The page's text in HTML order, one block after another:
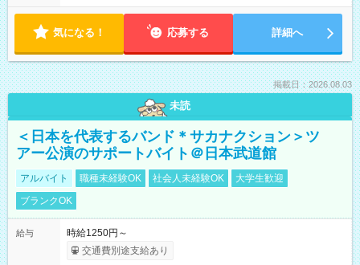
気になる！ 応募する 詳細へ
掲載日：2026.08.03
未読
＜日本を代表するバンド＊サカナクション＞ツ
アー公演のサポートバイト＠日本武道館
アルバイト 職種未経験OK 社会人未経験OK
大学生歓迎
ブランクOK
給与
時給1250円～
交通費別途支給あり